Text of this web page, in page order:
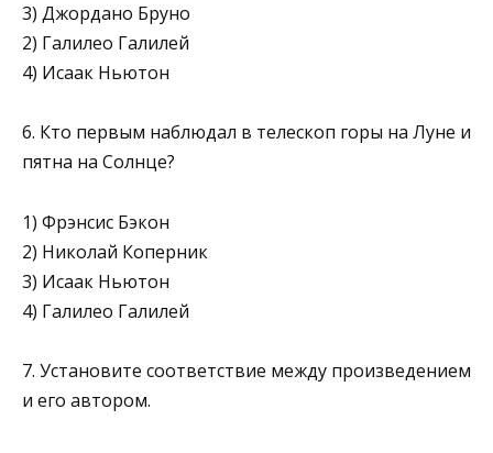
3) Джордано Бруно
2) Галилео Галилей
4) Исаак Ньютон
6. Кто первым наблюдал в телескоп горы на Луне и
пятна на Солнце?
1) Фрэнсис Бэкон
2) Николай Коперник
3) Исаак Ньютон
4) Галилео Галилей
7. Установите соответствие между произведением
и его автором.